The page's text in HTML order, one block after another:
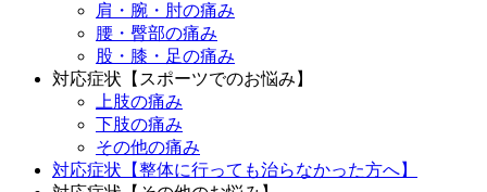
肩・腕・肘の痛み
腰・臀部の痛み
股・膝・足の痛み
対応症状【スポーツでのお悩み】
上肢の痛み
下肢の痛み
その他の痛み
対応症状【整体に行っても治らなかった方へ】